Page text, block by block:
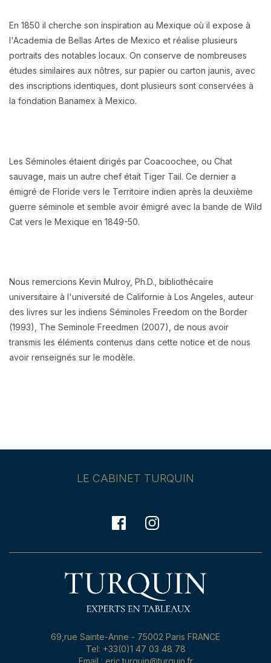
En 1850 il cherche son inspiration au Mexique où il expose à
l'Academia de Bellas Artes de Mexico et réalise plusieurs
portraits des notables locaux. On conserve de nombreuses
études similaires aux nôtres, sur papier ou carton jaunis, avec
des inscriptions identiques, dont plusieurs sont conservées à
la fondation Banamex à Mexico.
Les Séminoles étaient dirigés par Coacoochee, ou Chat
sauvage, mais un autre chef était Tiger Tail. Ce dernier a
émigré de Floride vers le Territoire indien après la deuxième
guerre séminole et semble avoir émigré avec la bande de Wild
Cat vers le Mexique en 1849-50.
Nous remercions Kevin Mulroy, Ph.D., bibliothécaire
universitaire à l'université de Californie à Los Angeles, auteur
des livres sur les indiens Séminoles Freedom on the Border
(1993), The Seminole Freedmen (2007), de nous avoir
transmis les éléments contenus dans cette notice et de nous
avoir renseignés sur le modèle.
LE CABINET TURQUIN
69,rue Sainte-Anne - 75002 Paris FRANCE
Tel: +33(0)1 47 03 48 78
Email : eric.turquin@turquin.fr